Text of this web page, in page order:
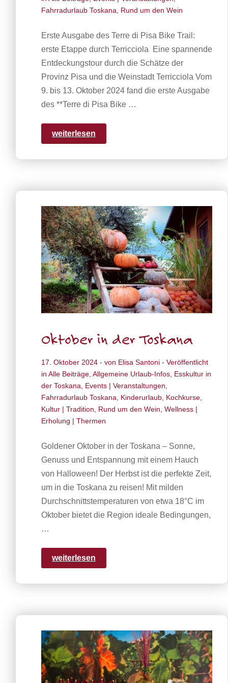
Fahrradurlaub Toskana
Rund um den Wein
Erste Ausgabe des Terre di Pisa Bike Trail:
erste Etappe durch Terricciola Eine spannende
Entdeckungstour durch die Schätze der
Provinz Pisa und die Weinstadt Terricciola Vom
9. bis 13. Oktober 2024 fand die erste Ausgabe
des **Terre di Pisa Bike …
weiterlesen
Oktober in der Toskana
17. Oktober 2024 - von Elisa Santoni - Veröffentlicht
in Alle Beiträge Allgemeine Urlaub-Infos Esskultur in
der Toskana
Events | Veranstaltungen
Fahrradurlaub Toskana
Kinderurlaub Kochkurse
Kultur | Tradition
Rund um den Wein Wellness |
Erholung | Thermen
Goldener Oktober in der Toskana – Sonne,
Genuss und Entspannung mit einem Hauch
von Halloween! Der Herbst ist die perfekte Zeit,
um in die Toskana zu reisen! Mit milden
Durchschnittstemperaturen von etwa 18°C im
Oktober bietet die Region ideale Bedingungen,
…
weiterlesen